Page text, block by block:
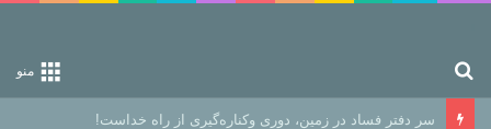
منو
رهایی از زندانِ اوهام